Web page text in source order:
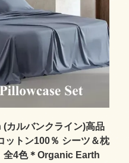
カルバンクライン)高品
ットン100％ シーツ＆枕
全4色＊Organic Earth